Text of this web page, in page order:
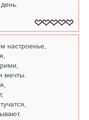
настроенье,
мечты.